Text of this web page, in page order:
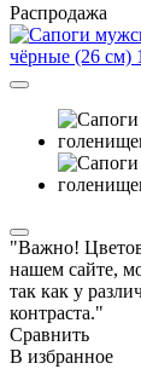
Распродажа
"Важно!
нашем сайте,
так как у
контраста."
Сравнить
В избранное